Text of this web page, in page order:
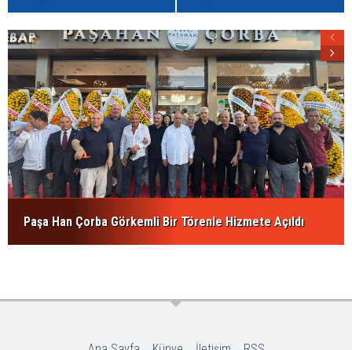
Paşa Han Çorba Görkemli Bir Törenle Hizmete Açıldı